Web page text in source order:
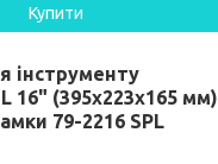
Купити
інструменту
16" (395х223х165 мм)
79-2216 SPL